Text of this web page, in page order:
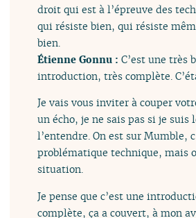
droit qui est à l’épreuve des
qui résiste bien, qui résiste
bien.
Étienne Gonnu :C’est une très
introduction, très complète.
Je vais vous inviter à couper
un écho, je ne sais pas si je suis
l’entendre. On est sur Mumble,
problématique technique, mais
situation.
Je pense que c’est une
complète, ça a couvert, à mon